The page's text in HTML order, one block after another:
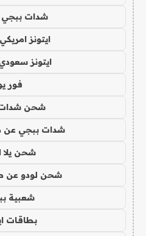
شدات
ايتونز
ايتونز
فور
شحن
شدات ببجي عن
شحن يلا
شحن لودو عن
شعبية
بطاقات